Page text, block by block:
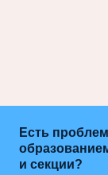
Есть
и секции?